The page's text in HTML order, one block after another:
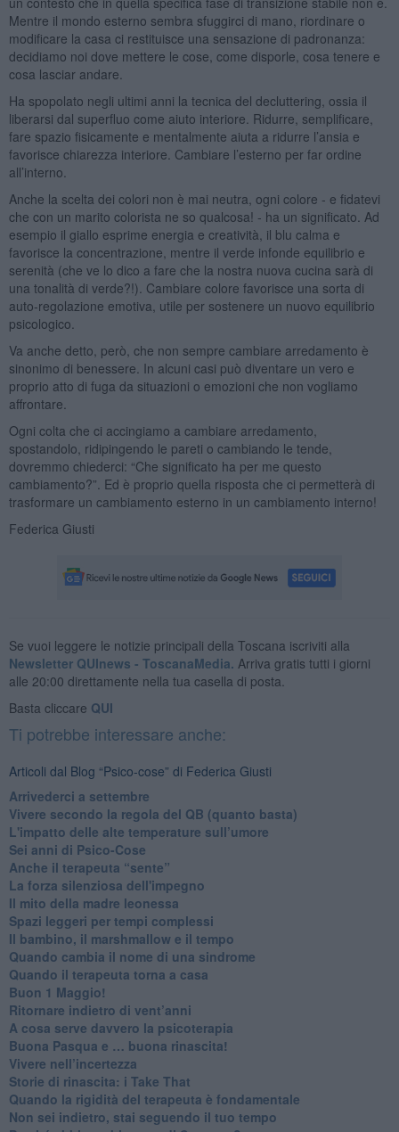
Mentre il mondo esterno sembra sfuggirci di mano, riordinare o
modificare la casa ci restituisce una sensazione di padronanza:
decidiamo noi dove mettere le cose, come disporle, cosa tenere e
cosa lasciar andare.
Ha spopolato negli ultimi anni la tecnica del decluttering, ossia il
liberarsi dal superfluo come aiuto interiore. Ridurre, semplificare,
fare spazio fisicamente e mentalmente aiuta a ridurre l’ansia e
favorisce chiarezza interiore. Cambiare l’esterno per far ordine
all’interno.
Anche la scelta dei colori non è mai neutra, ogni colore - e fidatevi
che con un marito colorista ne so qualcosa! - ha un significato. Ad
esempio il giallo esprime energia e creatività, il blu calma e
favorisce la concentrazione, mentre il verde infonde equilibrio e
serenità (che ve lo dico a fare che la nostra nuova cucina sarà di
una tonalità di verde?!). Cambiare colore favorisce una sorta di
auto-regolazione emotiva, utile per sostenere un nuovo equilibrio
psicologico.
Va anche detto, però, che non sempre cambiare arredamento è
sinonimo di benessere. In alcuni casi può diventare un vero e
proprio atto di fuga da situazioni o emozioni che non vogliamo
affrontare.
Ogni colta che ci accingiamo a cambiare arredamento,
spostandolo, ridipingendo le pareti o cambiando le tende,
dovremmo chiederci: “Che significato ha per me questo
cambiamento?”. Ed è proprio quella risposta che ci permetterà di
trasformare un cambiamento esterno in un cambiamento interno!
Federica Giusti
Se vuoi leggere le notizie principali della Toscana iscriviti alla
Newsletter QUInews - ToscanaMedia. Arriva gratis tutti i giorni
alle 20:00 direttamente nella tua casella di posta.
Basta cliccare QUI
Ti potrebbe interessare anche:
Articoli dal Blog “Psico-cose” di Federica Giusti
​Arrivederci a settembre
​Vivere secondo la regola del QB (quanto basta)
​L'impatto delle alte temperature sull’umore
Sei anni di Psico-Cose
​Anche il terapeuta “sente”
​La forza silenziosa dell'impegno
​Il mito della madre leonessa
Spazi leggeri per tempi complessi
Il bambino, il marshmallow e il tempo
​Quando cambia il nome di una sindrome
​Quando il terapeuta torna a casa
​Buon 1 Maggio!
Ritornare indietro di vent’anni
​A cosa serve davvero la psicoterapia
​Buona Pasqua e … buona rinascita!
​Vivere nell’incertezza
​Storie di rinascita: i Take That
​Quando la rigidità del terapeuta è fondamentale
​Non sei indietro, stai seguendo il tuo tempo